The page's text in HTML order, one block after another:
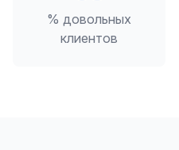
% довольных
клиентов